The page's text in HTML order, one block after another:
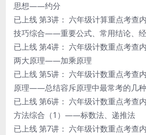
思想——约分
已上线 第3讲： 六年级计算重点考
技巧综合——重要公式、常用结论、
已上线 第4讲： 六年级计数重点考
两大原理——加乘原理
已上线 第5讲： 六年级计数重点考
原理——总结容斥原理中最常考的几
已上线 第6讲： 六年级计数重点考
方法综合（1）——标数法、递推法
已上线 第7讲： 六年级计数重点考